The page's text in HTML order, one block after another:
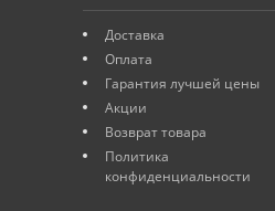
Доставка
Оплата
Гарантия лучшей цены
Акции
Возврат товара
Политика
конфиденциальности